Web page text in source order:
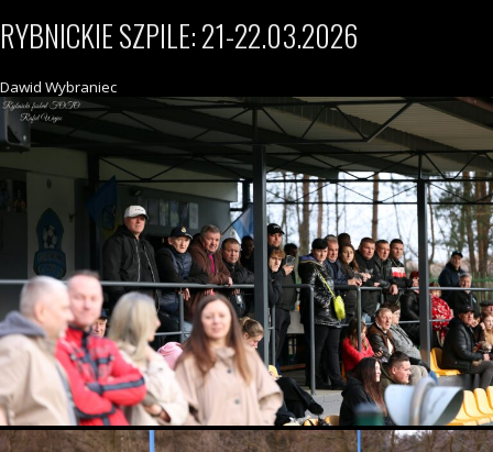
RYBNICKIE SZPILE: 21-22.03.2026
Dawid Wybraniec